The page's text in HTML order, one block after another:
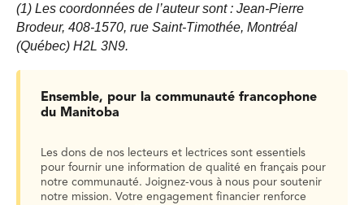
(1) Les coordonnées de l’auteur sont : Jean-Pierre
Brodeur, 408-1570, rue Saint-Timothée, Montréal
(Québec) H2L 3N9.
Ensemble, pour la communauté francophone
du Manitoba
Les dons de nos lecteurs et lectrices sont essentiels
pour fournir une information de qualité en français pour
notre communauté. Joignez-vous à nous pour soutenir
notre mission. Votre engagement financier renforce